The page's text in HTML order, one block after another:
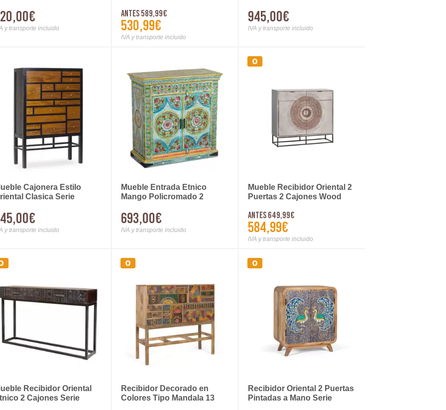
y transporte incluido
Antes 589,99€
530,99€
IVA y transporte incluido
945,00€
IVA y transporte incluido
Cajonera Estilo
Clasica Serie
y transporte incluido
Mueble Entrada Etnico
Mango Policromado 2
693,00€
IVA y transporte incluido
Mueble Recibidor Oriental 2
Puertas 2 Cajones Wood
Antes 649,99€
584,99€
IVA y transporte incluido
Recibidor Oriental
2 Cajones Serie
Recibidor Decorado en
Colores Tipo Mandala 13
Recibidor Oriental 2 Puertas
Pintadas a Mano Serie